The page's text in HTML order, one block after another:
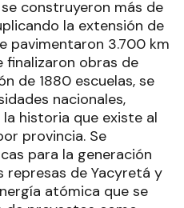
construyeron más de
la extensión de
pavimentaron 3.700 km
finalizaron obras de
de 1880 escuelas, se
nacionales,
historia que existe al
provincia. Se
para la generación
represas de Yacyretá y
atómica que se